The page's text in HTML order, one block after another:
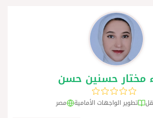
مختار حسنين حسن
تطوير الواجهات الأمامية مصر